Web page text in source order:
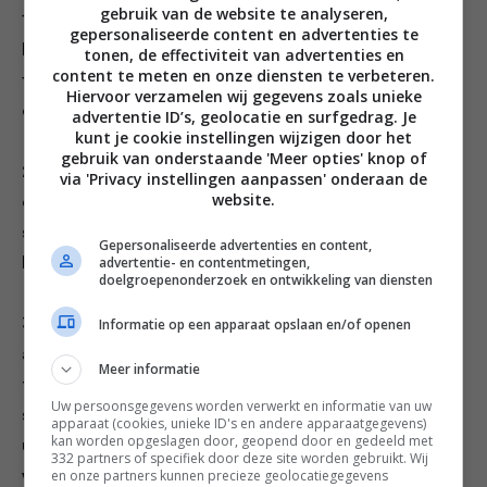
1. Maal in de vijzel het zout, de lomboks, kentjoer, het
kaffirlimoenblad, de trassi en de palmsuiker tot een
fijne boemboe. Voeg verse kokos toe en meng goed
door.
2. Breng een laagje water in de stoompan aan de kook
en stoom de boemboe ongeveer 30 minuten in de
stoominzet. Neem de pan van het vuur en laat de
boemboe enigszins afkoelen.
3. Breng intussen een pan met ruim water en wat zout
aan de kook en blancheer er achtereenvolgens de
taugé, Chinese kool, paksoi en de waterspinazie 30
seconden in. Neem de groente met een schuimspaan
uit het kookvocht, spoel na onder koud stromend
water en laat goed uitlekken.
gebruik van de website te analyseren,
gepersonaliseerde content en advertenties te
tonen, de effectiviteit van advertenties en
content te meten en onze diensten te verbeteren.
Hiervoor verzamelen wij gegevens zoals unieke
advertentie ID’s, geolocatie en surfgedrag. Je
kunt je cookie instellingen wijzigen door het
gebruik van onderstaande 'Meer opties' knop of
via 'Privacy instellingen aanpassen' onderaan de
website.
Gepersonaliseerde advertenties en content,
advertentie- en contentmetingen,
doelgroepenonderzoek en ontwikkeling van diensten
Informatie op een apparaat opslaan en/of openen
Meer informatie
Uw persoonsgegevens worden verwerkt en informatie van uw
apparaat (cookies, unieke ID's en andere apparaatgegevens)
kan worden opgeslagen door, geopend door en gedeeld met
332 partners of specifiek door deze site worden gebruikt. Wij
en onze partners kunnen precieze geolocatiegegevens